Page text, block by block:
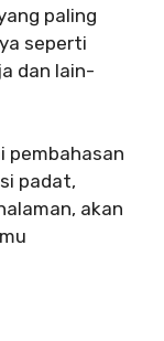
paling
seperti
dan lain-
pembahasan
padat,
akan